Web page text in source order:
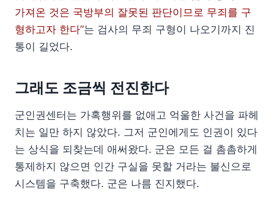
가져온 것은 국방부의 잘못된 판단이므로 무죄를 구
형하고자 한다”는 검사의 무죄 구형이 나오기까지 진
통이 길었다.
그래도 조금씩 전진한다
군인권센터는 가혹행위를 없애고 억울한 사건을 파헤
치는 일만 하지 않았다. 그저 군인에게도 인권이 있다
는 상식을 되찾는데 애써왔다. 군은 모든 걸 촘촘하게
통제하지 않으면 인간 구실을 못할 거라는 불신으로
시스템을 구축했다. 군은 나름 진지했다.